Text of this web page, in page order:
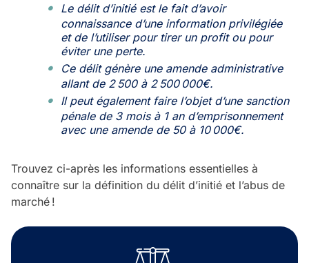
Le délit d’initié est le fait d’avoir
connaissance d’une information privilégiée
et de l’utiliser pour tirer un profit ou pour
éviter une perte.
Ce délit génère une amende administrative
allant de 2 500 à 2 500 000€.
Il peut également faire l’objet d’une sanction
pénale de 3 mois à 1 an d’emprisonnement
avec une amende de 50 à 10 000€.
Trouvez ci-après les informations essentielles à
connaître sur la définition du délit d’initié et l’abus de
marché !